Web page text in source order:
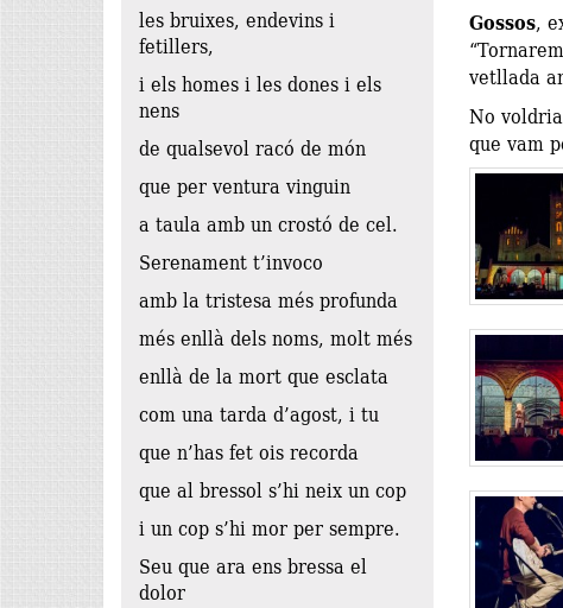
Gossos,
vetllada
No
que vam
les bruixes, endevins i
fetillers,
i els homes i les dones i els
nens
de qualsevol racó de món
que per ventura vinguin
a taula amb un crostó de cel.
Serenament t’invoco
amb la tristesa més profunda
més enllà dels noms, molt més
enllà de la mort que esclata
com una tarda d’agost, i tu
que n’has fet ois recorda
que al bressol s’hi neix un cop
i un cop s’hi mor per sempre.
Seu que ara ens bressa el
dolor